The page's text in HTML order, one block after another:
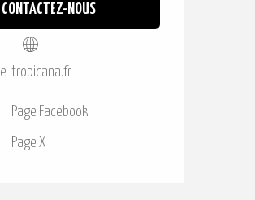
CONTACTEZ-NOUS
le-tropicana.fr
Page Facebook
Page X